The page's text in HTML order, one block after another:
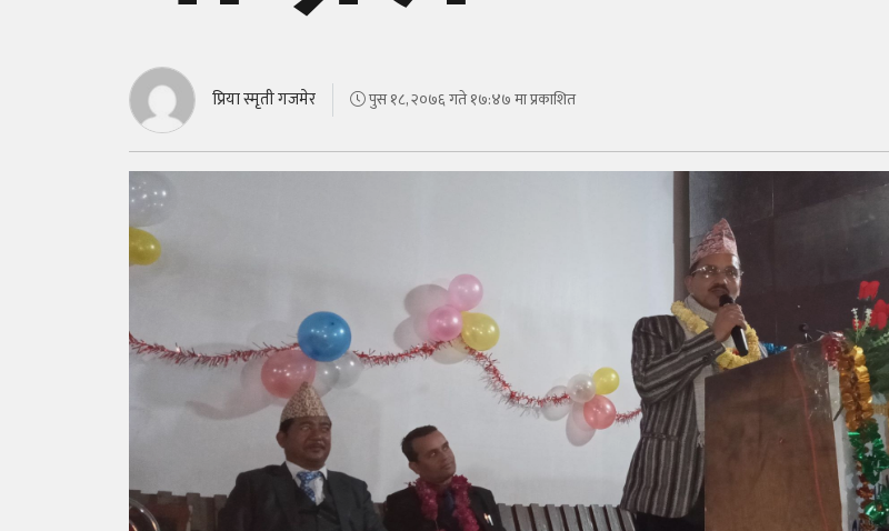
प्रिया स्मृती गजमेर पुस १८, २०७६ गते १७:४७ मा प्रकाशित